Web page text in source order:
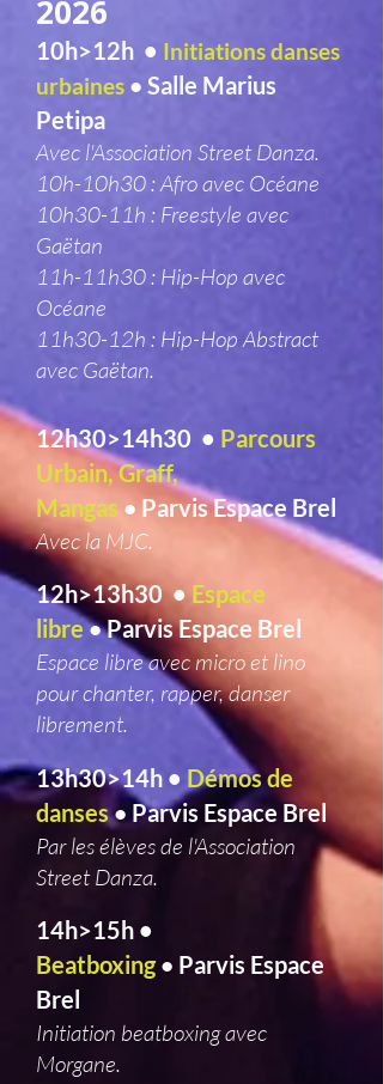
2026
10h>12h • Initiations danses
urbaines • Salle Marius
Petipa
Avec l'Association Street Danza.
10h-10h30 : Afro avec Océane
10h30-11h : Freestyle avec
Gaëtan
11h-11h30 : Hip-Hop avec
Océane
11h30-12h : Hip-Hop Abstract
avec Gaëtan.
12h30>14h30 • Parcours
Urbain, Graff,
Mangas • Parvis Espace Brel
Avec la MJC.
12h>13h30 • Espace
libre•Parvis Espace Brel
Espace libre avec micro et lino
pour chanter, rapper, danser
librement.
13h30>14h • Démos de
danses• Parvis Espace Brel
Par les élèves de l'Association
Street Danza.
14h>15h •
Beatboxing• Parvis Espace
Brel
Initiation beatboxing avec
Morgane.